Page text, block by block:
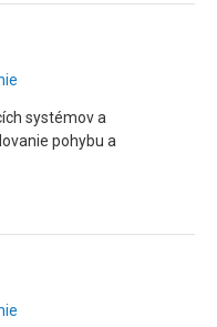
systémov a
pohybu a